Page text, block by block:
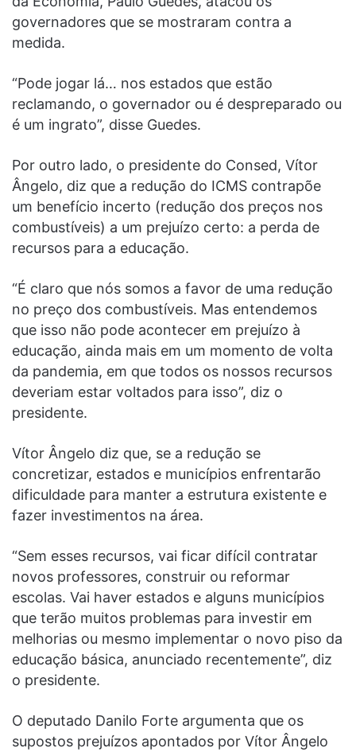
governadores que se mostraram contra a
medida.
“Pode jogar lá… nos estados que estão
reclamando, o governador ou é despreparado ou
é um ingrato”, disse Guedes.
Por outro lado, o presidente do Consed, Vítor
Ângelo, diz que a redução do ICMS contrapõe
um benefício incerto (redução dos preços nos
combustíveis) a um prejuízo certo: a perda de
recursos para a educação.
“É claro que nós somos a favor de uma redução
no preço dos combustíveis. Mas entendemos
que isso não pode acontecer em prejuízo à
educação, ainda mais em um momento de volta
da pandemia, em que todos os nossos recursos
deveriam estar voltados para isso”, diz o
presidente.
Vítor Ângelo diz que, se a redução se
concretizar, estados e municípios enfrentarão
dificuldade para manter a estrutura existente e
fazer investimentos na área.
“Sem esses recursos, vai ficar difícil contratar
novos professores, construir ou reformar
escolas. Vai haver estados e alguns municípios
que terão muitos problemas para investir em
melhorias ou mesmo implementar o novo piso da
educação básica, anunciado recentemente”, diz
o presidente.
O deputado Danilo Forte argumenta que os
supostos prejuízos apontados por Vítor Ângelo